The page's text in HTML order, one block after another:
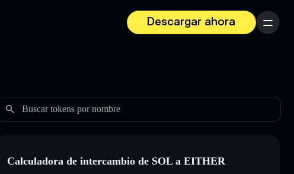
Descargar ahora
Menú
Buscar tokens por nombre
Calculadora de intercambio de SOL a EITHER